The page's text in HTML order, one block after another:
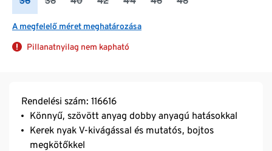
A megfelelő méret meghatározása
Pillanatnyilag nem kapható
Rendelési szám: 116616
Könnyű, szövött anyag dobby anyagú hatásokkal
Kerek nyak V-kivágással és mutatós, bojtos
megkötőkkel